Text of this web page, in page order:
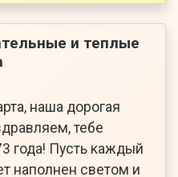
и теплые
наша дорогая
тебе
года! Пусть каждый
наполнен светом и